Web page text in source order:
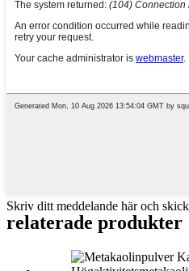
Skriv ditt meddelande här och
relaterade produkter